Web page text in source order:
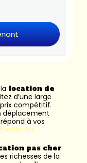
location de
d’une large
compétitif.
déplacement
à vos
watches
pas cher
richesses de la